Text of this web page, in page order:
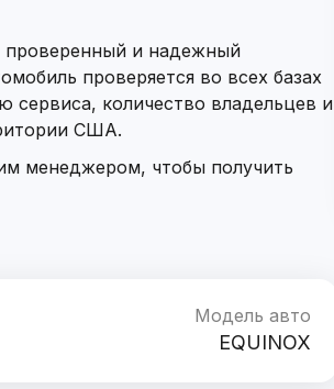
проверенный и надежный
проверяется во всех базах
количество владельцев и
США.
менеджером, чтобы получить
Модель авто
EQUINOX